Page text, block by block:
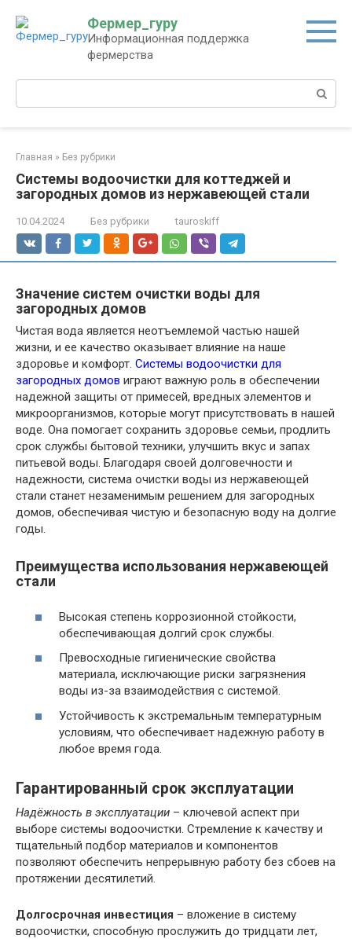
контенту
Фермер_гуру
Информационная поддержка
фермерства
Поиск:
Главная » Без рубрики
Системы водоочистки для коттеджей и
загородных домов из нержавеющей стали
10.04.2024 Без рубрики tauroskiff
Значение систем очистки воды для
загородных домов
Чистая вода является неотъемлемой частью нашей
жизни, и ее качество оказывает влияние на наше
здоровье и комфорт. Системы водоочистки для
загородных домов играют важную роль в обеспечении
надежной защиты от примесей, вредных элементов и
микроорганизмов, которые могут присутствовать в нашей
воде. Она помогает сохранить здоровье семьи, продлить
срок службы бытовой техники, улучшить вкус и запах
питьевой воды. Благодаря своей долговечности и
надежности, система очистки воды из нержавеющей
стали станет незаменимым решением для загородных
домов, обеспечивая чистую и безопасную воду на долгие
годы.
Преимущества использования нержавеющей
стали
Высокая степень коррозионной стойкости,
обеспечивающая долгий срок службы.
Превосходные гигиенические свойства
материала, исключающие риски загрязнения
воды из-за взаимодействия с системой.
Устойчивость к экстремальным температурным
условиям, что обеспечивает надежную работу в
любое время года.
Гарантированный срок эксплуатации
Надёжность в эксплуатации – ключевой аспект при
выборе системы водоочистки. Стремление к качеству и
тщательный подбор материалов и компонентов
позволяют обеспечить непрерывную работу без сбоев на
протяжении десятилетий.
Долгосрочная инвестиция – вложение в систему
водоочистки, способную прослужить до тридцати лет,